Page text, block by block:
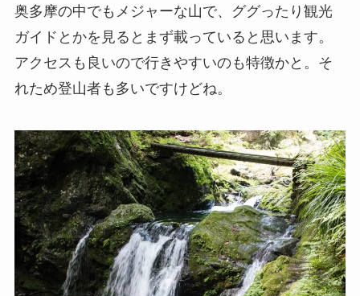
奥多摩の中でもメジャーな山で、ググったり観光
ガイドとかを見るとまず載っていると思います。
アクセスも良いので行きやすいのも特徴かと。そ
れため登山者も多いですけどね。